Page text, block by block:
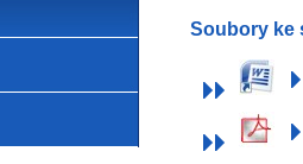
Soubory ke